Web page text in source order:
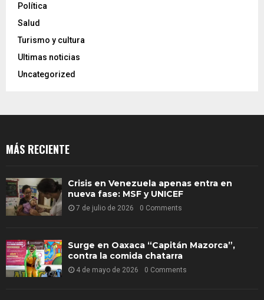
Política
Salud
Turismo y cultura
Ultimas noticias
Uncategorized
MÁS RECIENTE
Crisis en Venezuela apenas entra en
nueva fase: MSF y UNICEF
7 de julio de 2026 0 Comments
Surge en Oaxaca “Capitán Mazorca”,
contra la comida chatarra
4 de mayo de 2026 0 Comments